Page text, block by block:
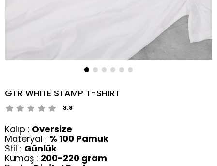
GTR WHITE STAMP T-SHIRT
3.8
Kalıp : Oversize
Materyal : % 100 Pamuk
Stil : Günlük
Kumaş : 200-220 gram